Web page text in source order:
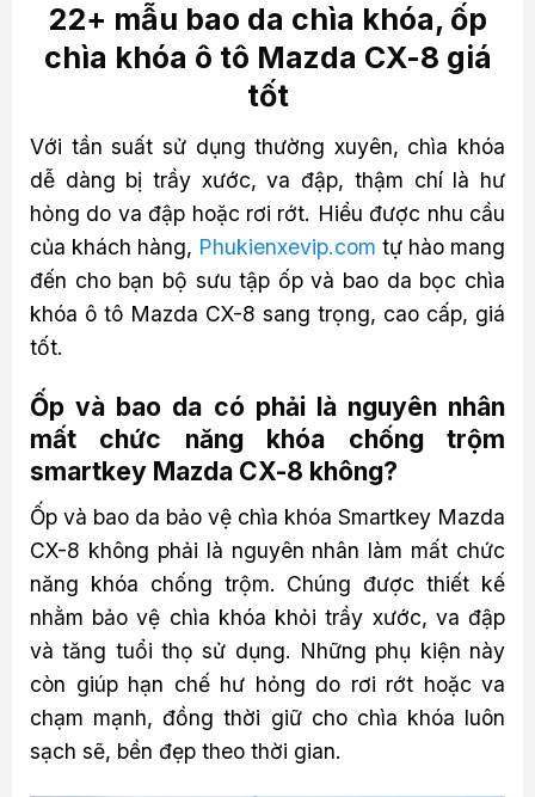
22+ mẫu bao da chìa khóa, ốp
chìa khóa ô tô Mazda CX-8 giá
tốt
Với tần suất sử dụng thường xuyên, chìa khóa
dễ dàng bị trầy xước, va đập, thậm chí là hư
hỏng do va đập hoặc rơi rớt. Hiểu được nhu cầu
của khách hàng, Phukienxevip.com tự hào mang
đến cho bạn bộ sưu tập ốp và bao da bọc chìa
khóa ô tô Mazda CX-8 sang trọng, cao cấp, giá
tốt.
Ốp và bao da có phải là nguyên nhân
mất chức năng khóa chống trộm
smartkey Mazda CX-8 không?
Ốp và bao da bảo vệ chìa khóa Smartkey Mazda
CX-8 không phải là nguyên nhân làm mất chức
năng khóa chống trộm. Chúng được thiết kế
nhằm bảo vệ chìa khóa khỏi trầy xước, va đập
và tăng tuổi thọ sử dụng. Những phụ kiện này
còn giúp hạn chế hư hỏng do rơi rớt hoặc va
chạm mạnh, đồng thời giữ cho chìa khóa luôn
sạch sẽ, bền đẹp theo thời gian.